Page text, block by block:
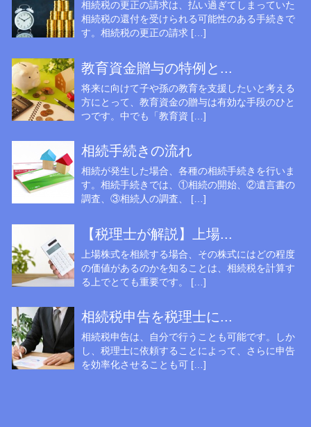
相続税の更正の請求は、払い過ぎてしまっていた
相続税の還付を受けられる可能性のある手続きで
す。相続税の更正の請求 […]
教育資金贈与の特例と...
将来に向けて子や孫の教育を支援したいと考える
方にとって、教育資金の贈与は有効な手段のひと
つです。中でも「教育資 […]
相続手続きの流れ
相続が発生した場合、各種の相続手続きを行いま
す。相続手続きでは、①相続の開始、②遺言書の
調査、③相続人の調査、 […]
【税理士が解説】上場...
上場株式を相続する場合、その株式にはどの程度
の価値があるのかを知ることは、相続税を計算す
る上でとても重要です。 […]
相続税申告を税理士に...
相続税申告は、自分で行うことも可能です。しか
し、税理士に依頼することによって、さらに申告
を効率化させることも可 […]